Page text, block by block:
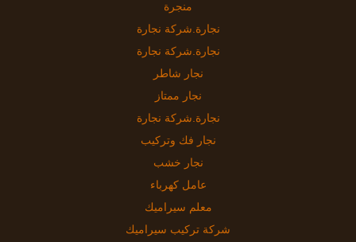
منجرة
نجارة.شركة نجارة
نجارة.شركة نجارة
نجار شاطر
نجار ممتاز
نجارة.شركة نجارة
نجار فك وتركيب
نجار خشب
عامل كهرباء
معلم سيراميك
شركة تركيب سيراميك